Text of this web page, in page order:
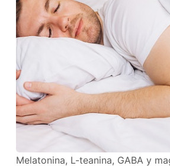
Melatonina, L-teanina, GABA y